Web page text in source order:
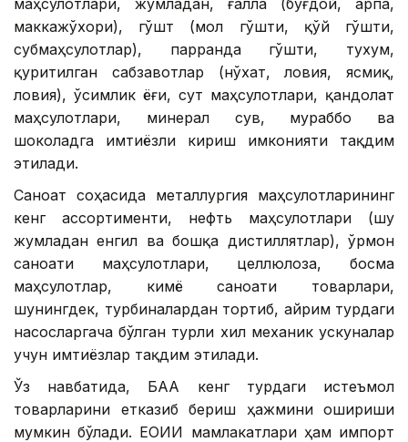
маккажўхори), гўшт (мол гўшти, қўй гўшти,
субмаҳсулотлар), парранда гўшти, тухум,
қуритилган сабзавотлар (нўхат, ловия, ясмиқ,
ловия), ўсимлик ёғи, сут маҳсулотлари, қандолат
маҳсулотлари, минерал сув, мураббо ва
шоколадга имтиёзли кириш имконияти тақдим
этилади.
Саноат соҳасида металлургия маҳсулотларининг
кенг ассортименти, нефть маҳсулотлари (шу
жумладан енгил ва бошқа дистиллятлар), ўрмон
саноати маҳсулотлари, целлюлоза, босма
маҳсулотлар, кимё саноати товарлари,
шунингдек, турбиналардан тортиб, айрим турдаги
насосларгача бўлган турли хил механик ускуналар
учун имтиёзлар тақдим этилади.
Ўз навбатида, БАА кенг турдаги истеъмол
товарларини етказиб бериш ҳажмини ошириши
мумкин бўлади. ЕОИИ мамлакатлари ҳам импорт